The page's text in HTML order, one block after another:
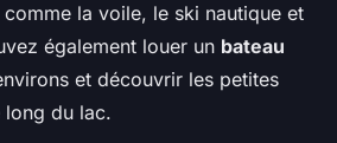
la voile, le ski nautique et
également louer un bateau
et découvrir les petites
long du lac.